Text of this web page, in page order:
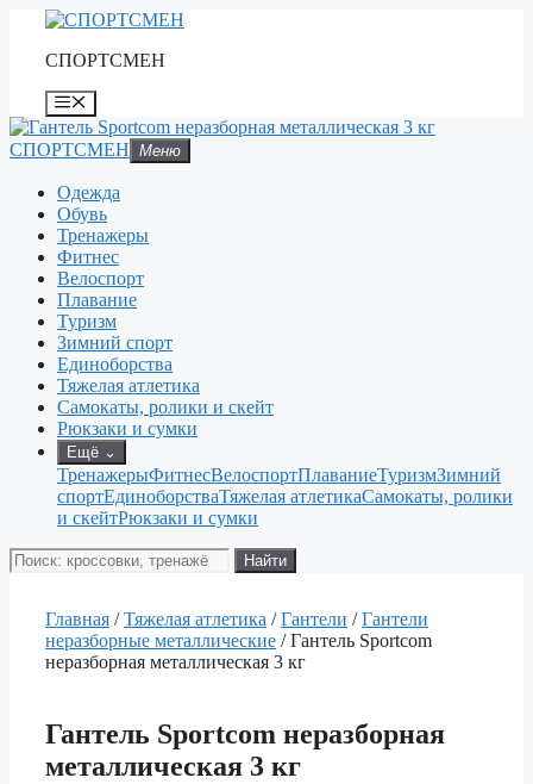
Перейти
содержимому
СПОРТСМЕН
Меню
СПОРТСМЕН Меню
Одежда
Обувь
Тренажеры
Фитнес
Велоспорт
Плавание
Туризм
Зимний спорт
Единоборства
Тяжелая атлетика
Самокаты, ролики и скейт
Рюкзаки и сумки
Ещё ⌄
ТренажерыФитнесВелоспортПлаваниеТуризмЗимний
спортЕдиноборстваТяжелая атлетикаСамокаты, ролики
и скейтРюкзаки и сумки
Поиск
товаров
Найти
Главная /Тяжелая атлетика /Гантели /Гантели
неразборные металлические / Гантель Sportcom
неразборная металлическая 3 кг
Гантель Sportcom неразборная
металлическая 3 кг